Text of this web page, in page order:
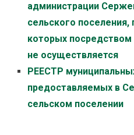
администрации
сельского поселения,
которых
не осуществляется
РЕЕСТР
предоставляемых в
сельском поселении